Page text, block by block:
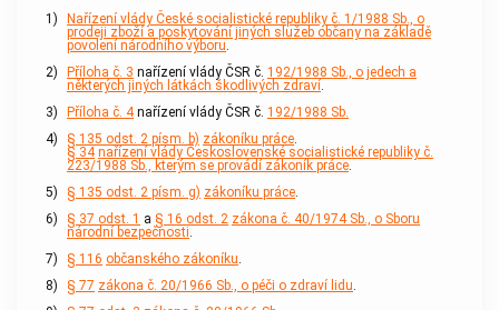
1)
Nařízení vlády České socialistické republiky č. 1/1988 Sb., o
prodeji zboží a poskytování jiných služeb občany na základě
povolení národního výboru
2)
Příloha č. 3 nařízení vlády ČSR č. 192/1988 Sb., o jedech a
některých jiných látkách škodlivých zdraví
3)
Příloha č. 4nařízení vlády ČSR č. 192/1988 Sb.
4)
§ 135 odst. 2 písm. b) zákoníku práce
§ 34 nařízení vlády Československé socialistické republiky č.
223/1988 Sb., kterým se provádí zákoník práce
5)
§ 135 odst. 2 písm. g) zákoníku práce
6)
§ 37 odst. 1 a § 16 odst. 2 zákona č. 40/1974 Sb., o Sboru
národní bezpečnosti
7)
§ 116 občanského zákoníku
8)
§ 77 zákona č. 20/1966 Sb., o péči o zdraví lidu